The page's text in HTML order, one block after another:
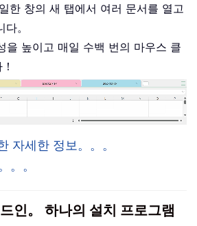
한 창의 새 탭에서 여러 문서를 열고
。
을 높이고 매일 수백 번의 마우스 클
자세한 정보。。。
。。
인。 하나의 설치 프로그램